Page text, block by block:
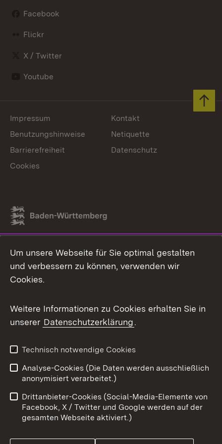
Facebook
Flickr
X / Twitter
Youtube
Link zum Landesportal
Impressum
Kontakt
Benutzungshinweise
Netiquette
Barrierefreiheit
Datenschutz
Cookies
Um unsere Webseite für Sie optimal gestalten
und verbessern zu können, verwenden wir
Cookies.
Weitere Informationen zu Cookies erhalten Sie in
unserer Datenschutzerklärung.
Technisch notwendige Cookies
Analyse-Cookies (Die Daten werden ausschließlich
anonymisiert verarbeitet.)
Drittanbieter-Cookies (Social-Media-Elemente von
Facebook, X / Twitter und Google werden auf der
gesamten Webseite aktiviert.)